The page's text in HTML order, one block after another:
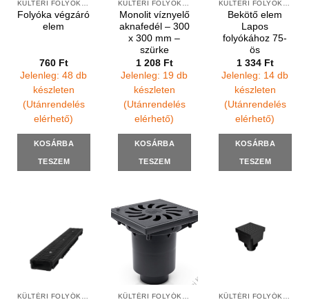
Folyóka végzáró
elem
760 Ft
Jelenleg: 48 db
készleten
(Utánrendelés
elérhető)
KOSÁRBA
TESZEM
Monolit víznyelő
aknafedél – 300
x 300 mm –
szürke
1 208 Ft
Jelenleg: 19 db
készleten
(Utánrendelés
elérhető)
KOSÁRBA
TESZEM
Bekötő elem
Lapos
folyókához 75-
ös
1 334 Ft
Jelenleg: 14 db
készleten
(Utánrendelés
elérhető)
KOSÁRBA
TESZEM